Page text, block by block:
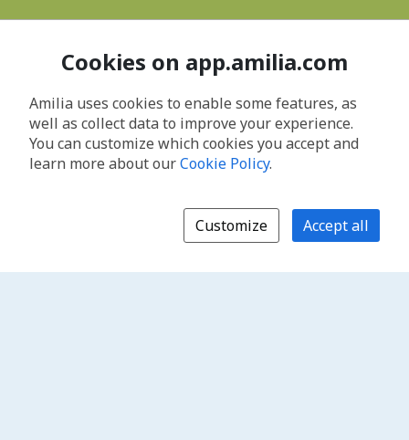
Cookies on app.amilia.com
Amilia uses cookies to enable some features, as
well as collect data to improve your experience.
You can customize which cookies you accept and
learn more about ourCookie Policy.
Customize Accept all